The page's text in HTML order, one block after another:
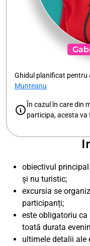
Ghidul planificat pentru
Munteanu
În cazul în care din
participa, acesta va
obiectivul
și nu turistic;
excursia se
participanți;
este obligatoriu
toată durata
ultimele detalii ale